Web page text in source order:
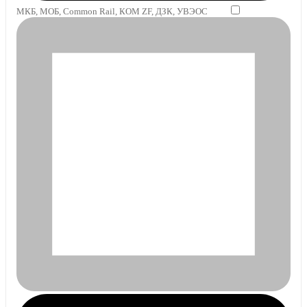
МКБ, МОБ, Common Rail, КОМ ZF, ДЗК, УВЭОС